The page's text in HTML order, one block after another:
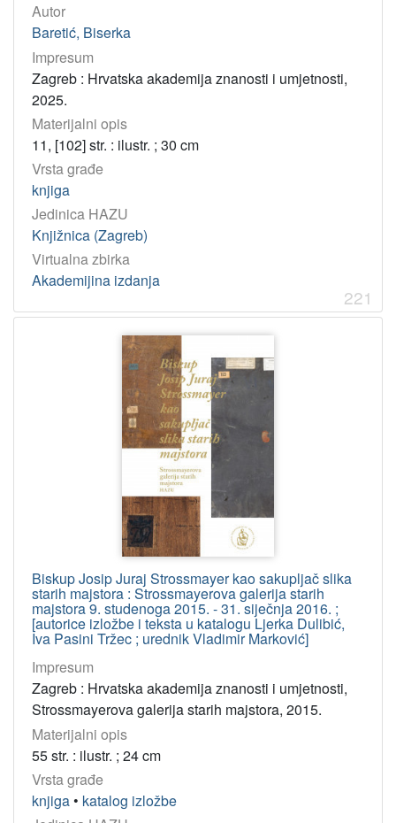
Autor
Baretić, Biserka
Impresum
Zagreb : Hrvatska akademija znanosti i umjetnosti,
2025.
Materijalni opis
11, [102] str. : ilustr. ; 30 cm
Vrsta građe
knjiga
Jedinica HAZU
Knjižnica (Zagreb)
Virtualna zbirka
Akademijina izdanja
221
Biskup Josip Juraj Strossmayer kao sakupljač slika
starih majstora : Strossmayerova galerija starih
majstora 9. studenoga 2015. - 31. siječnja 2016. ;
[autorice izložbe i teksta u katalogu Ljerka Dulibić,
Iva Pasini Tržec ; urednik Vladimir Marković]
Impresum
Zagreb : Hrvatska akademija znanosti i umjetnosti,
Strossmayerova galerija starih majstora, 2015.
Materijalni opis
55 str. : ilustr. ; 24 cm
Vrsta građe
knjiga • katalog izložbe